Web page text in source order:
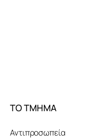
ΤΟ ΤΜΗΜΑ
Αντιπροσωπεία